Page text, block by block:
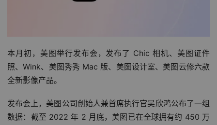
本月初，美图举行发布会，发布了 Chic 相机、美图证件
照、Wink、美图秀秀 Mac 版、美图设计室、美图云修六款
全新影像产品。
发布会上，美图公司创始人兼首席执行官吴欣鸿公布了一组
数据：截至 2022 年 2 月底，美图已在全球拥有约 450 万